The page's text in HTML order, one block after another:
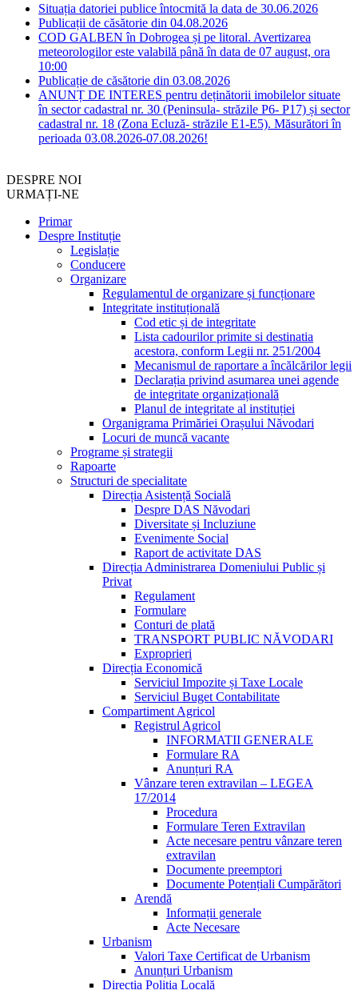
Situația datoriei publice întocmită la data de 30.06.2026
Publicații de căsătorie din 04.08.2026
COD GALBEN în Dobrogea și pe litoral. Avertizarea
meteorologilor este valabilă până în data de 07 august, ora
10:00
Publicație de căsătorie din 03.08.2026
ANUNȚ DE INTERES pentru deținătorii imobilelor situate
în sector cadastral nr. 30 (Peninsula- străzile P6- P17) și sector
cadastral nr. 18 (Zona Ecluză- străzile E1-E5). Măsurători în
perioada 03.08.2026-07.08.2026!
DESPRE NOI
URMAȚI-NE
Primar
Despre Instituție
Legislație
Conducere
Organizare
Regulamentul de organizare și funcționare
Integritate instituțională
Cod etic și de integritate
Lista cadourilor primite si destinatia
acestora, conform Legii nr. 251/2004
Mecanismul de raportare a încălcărilor legii
Declarația privind asumarea unei agende
de integritate organizațională
Planul de integritate al instituției
Organigrama Primăriei Orașului Năvodari
Locuri de muncă vacante
Programe și strategii
Rapoarte
Structuri de specialitate
Direcția Asistență Socială
Despre DAS Năvodari
Diversitate și Incluziune
Evenimente Social
Raport de activitate DAS
Direcția Administrarea Domeniului Public și
Privat
Regulament
Formulare
Conturi de plată
TRANSPORT PUBLIC NĂVODARI
Exproprieri
Direcția Economică
Serviciul Impozite și Taxe Locale
Serviciul Buget Contabilitate
Compartiment Agricol
Registrul Agricol
INFORMATII GENERALE
Formulare RA
Anunțuri RA
Vânzare teren extravilan – LEGEA
17/2014
Procedura
Formulare Teren Extravilan
Acte necesare pentru vânzare teren
extravilan
Documente preemptori
Documente Potențiali Cumpărători
Arendă
Informații generale
Acte Necesare
Urbanism
Valori Taxe Certificat de Urbanism
Anunțuri Urbanism
Direcția Poliția Locală